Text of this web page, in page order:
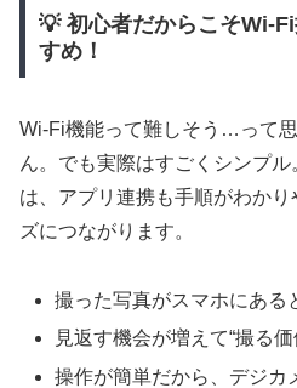
💡 初心者だからこそWi-
すめ！
Wi-Fi機能って難しそう…って
ん。でも実際はすごくシンプ
は、アプリ連携も手順がわか
ズにつながります。
撮った写真がスマホにある
見返す機会が増えて“撮る価
操作が簡単だから、デジカ